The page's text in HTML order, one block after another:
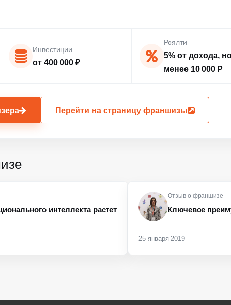
Инвестиции
от 400 000 ₽
Роялти
5% от дохода,
менее 10 000 Р
Перейти на страницу франшизы
интеллекта растет
Отзыв о франшизе
Ключевое
25 января 2019